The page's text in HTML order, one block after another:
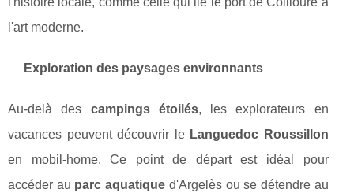
l'art moderne.
Exploration des paysages environnants
Au-delà des campings étoilés, les explorateurs en
vacances peuvent découvrir le Languedoc Roussillon
en mobil-home. Ce point de départ est idéal pour
accéder au parc aquatique d'Argelès ou se détendre au